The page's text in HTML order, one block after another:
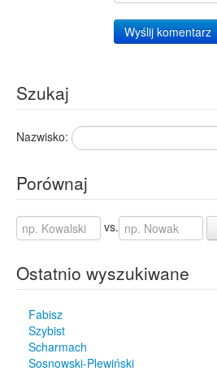
Wyślij komentarz
Szukaj
Nazwisko:
Porównaj
vs.
Ostatnio wyszukiwane
Fabisz
Szybist
Scharmach
Sosnowski-Plewiński